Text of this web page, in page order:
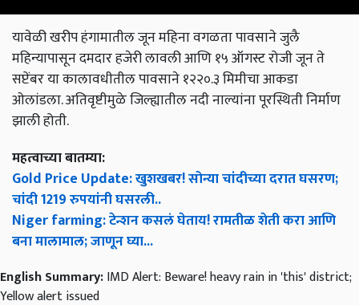
यावेळी खरीप हंगामातील जून महिना वगळता पावसाने जुलै
महिन्यापासून दमदार हजेरी लावली आणि १५ ऑगस्ट रोजी जून ते
सप्टेंबर या कालावधीतील पावसाने १२२०.३ मिमीचा आकडा
ओलांडला. अतिवृष्टीमुळे जिल्ह्यातील नदी नाल्यांना पूरस्थिती निर्माण
झाली होती.
महत्वाच्या बातम्या:
Gold Price Update: खुशखबर! सोन्या चांदीच्या दरात घसरण;
चांदी 1219 रुपयांनी घसरली..
Niger farming: टेन्शन कसलं घेताय! रामतीळ शेती करा आणि
बना मालामाल; जाणून घ्या...
English Summary:IMD Alert: Beware! heavy rain in 'this' district;
Yellow alert issued